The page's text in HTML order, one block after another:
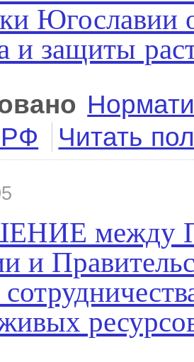
Югославии
и защиты
РФ
Читать
между
и